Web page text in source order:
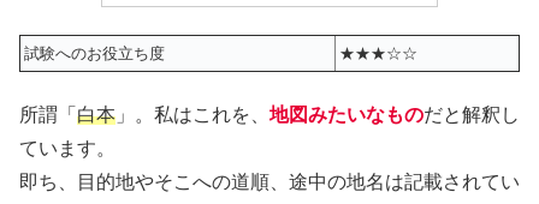
試験へのお役立ち度 ★★★☆☆
所謂「 白本 」。私はこれを、 地図みたいなものだと解釈し
ています。
即ち、目的地やそこへの道順、途中の地名は記載されてい